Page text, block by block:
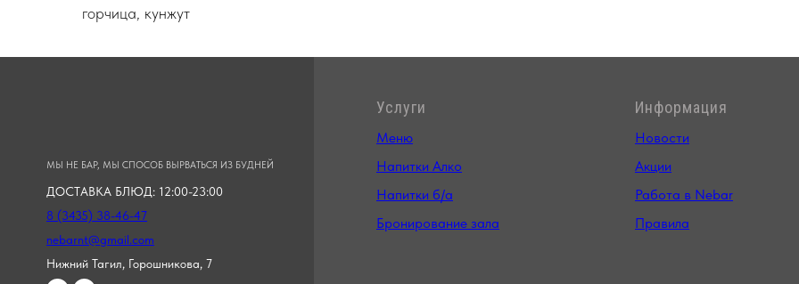
горчица, кунжут
Услуги
Меню
Напитки Алко
Напитки б/а
Бронирование зала
Информация
Новости
Акции
Работа в Nebar
Правила
МЫ НЕ БАР, МЫ СПОСОБ ВЫРВАТЬСЯ ИЗ БУДНЕЙ
Нижний Тагил, Горошникова, 7
nebarnt@gmail.com
8 (3435) 38-46-47
ДОСТАВКА БЛЮД: 12:00-23:00